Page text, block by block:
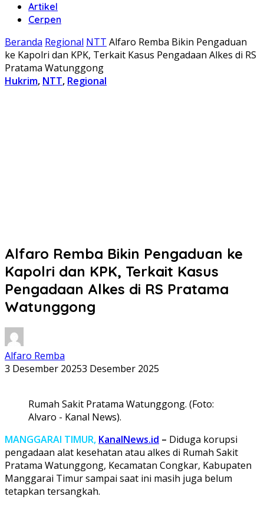
Artikel
Cerpen
Beranda Regional NTT Alfaro Remba Bikin Pengaduan
ke Kapolri dan KPK, Terkait Kasus Pengadaan Alkes di RS
Pratama Watunggong
Hukrim, NTT, Regional
Alfaro Remba Bikin Pengaduan ke
Kapolri dan KPK, Terkait Kasus
Pengadaan Alkes di RS Pratama
Watunggong
Alfaro Remba
3 Desember 20253 Desember 2025
Rumah Sakit Pratama Watunggong. (Foto:
Alvaro - Kanal News).
MANGGARAI TIMUR, KanalNews.id – Diduga korupsi
pengadaan alat kesehatan atau alkes di Rumah Sakit
Pratama Watunggong, Kecamatan Congkar, Kabupaten
Manggarai Timur sampai saat ini masih juga belum
tetapkan tersangkah.